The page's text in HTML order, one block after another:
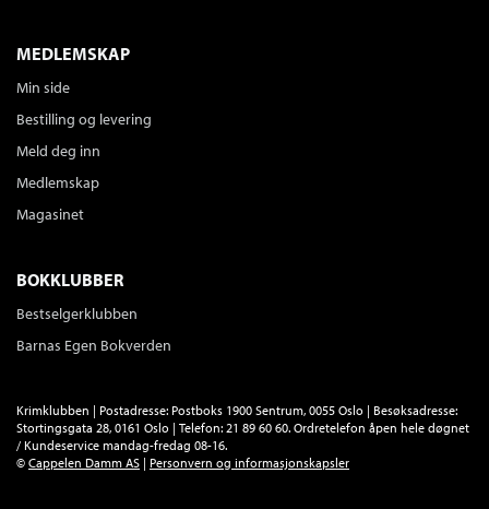
MEDLEMSKAP
Min side
Bestilling og levering
Meld deg inn
Medlemskap
Magasinet
BOKKLUBBER
Bestselgerklubben
Barnas Egen Bokverden
Krimklubben | Postadresse: Postboks 1900 Sentrum, 0055 Oslo | Besøksadresse:
Stortingsgata 28, 0161 Oslo | Telefon: 21 89 60 60. Ordretelefon åpen hele døgnet
/ Kundeservice mandag-fredag 08-16.
© Cappelen Damm AS | Personvern og informasjonskapsler